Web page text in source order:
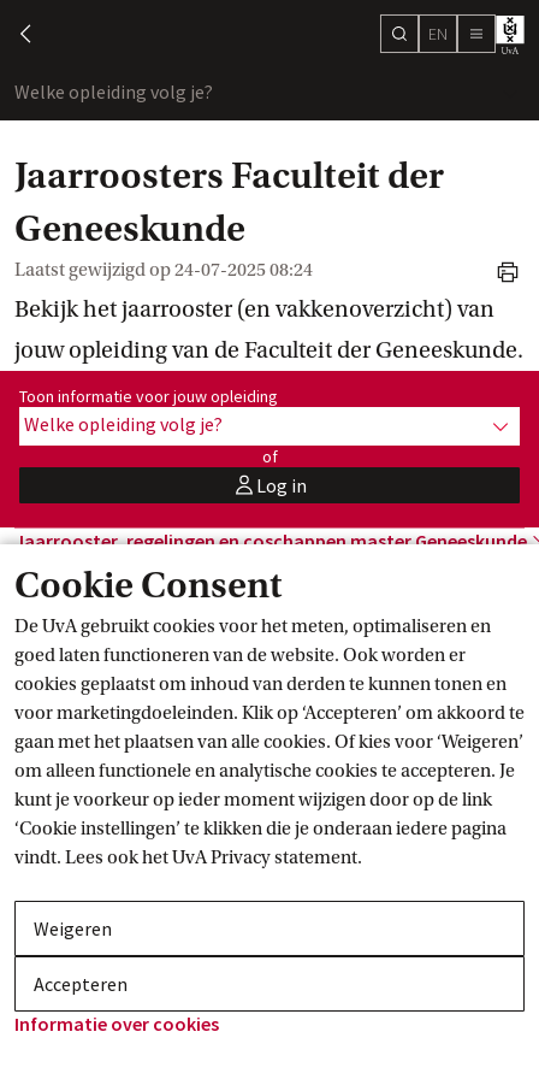
Cookie Consent
De UvA gebruikt cookies voor het meten, optimaliseren en
goed laten functioneren van de website. Ook worden er
cookies geplaatst om inhoud van derden te kunnen tonen en
voor marketingdoeleinden. Klik op ‘Accepteren’ om akkoord te
gaan met het plaatsen van alle cookies. Of kies voor ‘Weigeren’
om alleen functionele en analytische cookies te accepteren. Je
kunt je voorkeur op ieder moment wijzigen door op de link
‘Cookie instellingen’ te klikken die je onderaan iedere pagina
vindt. Lees ook hetUvA Privacy statement.
Weigeren
Accepteren
Informatie over cookies
chevron-left search
EN menu
Welke opleiding volg je?
Jaarroosters Faculteit der
Geneeskunde
Laatst gewijzigd op24-07-2025 08:24
print
Bekijk het jaarrooster (en vakkenoverzicht) van
jouw opleiding van de Faculteit der Geneeskunde.
Toon informatie voor opleiding:
Toon informatie voor jouw opleiding
Welke opleiding volg je? toon
of
userLog in
Jaarrooster, regelingen en coschappen master Geneeskunde